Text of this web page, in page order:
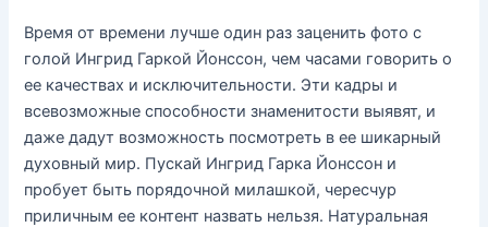
Время от времени лучше один раз заценить фото с
голой Ингрид Гаркой Йонссон, чем часами говорить о
ее качествах и исключительности. Эти кадры и
всевозможные способности знаменитости выявят, и
даже дадут возможность посмотреть в ее шикарный
духовный мир. Пускай Ингрид Гарка Йонссон и
пробует быть порядочной милашкой, чересчур
приличным ее контент назвать нельзя. Натуральная